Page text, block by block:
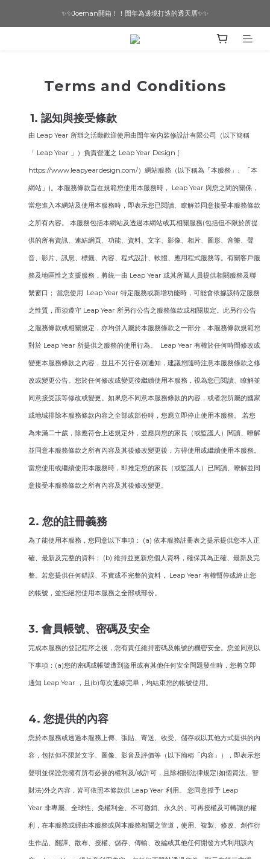
想要一個寵物友善的美宅嗎？ 🔶 即刻諮詢 🔶
✨✨Joeman開箱！！閏年為邊境打造的透天厝✨✨
想要一個寵物友善的美宅嗎？ 🔶 即刻諮詢 🔶
Terms and Conditions
1. 認知與接受條款
由 Leap Year 所辦之活動歡迎使用由閏年室內裝修設計有限公司（以下簡稱
「 Leap Year 」）負責營運之 Leap Year Design (
https://www.leapyeardesign.com/）網站服務（以下稱為「本服務」、「本
網站」)。本服務條款旨在規範您使用本服務時， Leap Year 與您之間的關係，
當您進入本網站及使用本服務時，即表示您已閱讀、瞭解並同意接受本服務條款
之所有內容。 本服務包括本網站及透過本網站或其相關服務(包括但不限於所提
供的所有資訊、連結網頁、功能、資料、文字、影像、相片、圖形、音樂、聲
音、影片、訊息、標籤、內容、程式設計、軟體、應用程式服務等。有關客戶服
務及地區性之支援服務，將統一由 Leap Year 或其所屬人員提供相關服務及聯
繫窗口； 當您使用 Leap Year 特定服務或新增功能時，可能會依據該特定服務
之性質，而須遵守 Leap Year 所另行公告之服務條款或相關規定。此另行公告
之服務條款或相關規定，亦均併入屬於本服務條款之一部分，本服務條款規範您
對於 Leap Year 所提供之服務的使用行為。 Leap Year 有權於任何時間修改或
變更本服務條款之內容，並且不另行各別通知，建議您隨時注意本服務條款之修
改或變更公告。您於任何修改或變更後繼續使用本服務，視為您已閱讀、瞭解並
同意接受該等修改或變更。如果您不同意本服務條款的內容，或者您所屬的國家
或地域排除本服務條款內容之全部或部份時，您應立即停止使用本服務。 若您
為未滿二十歲，除應符合上述規定外，並應與您的家長（或監護人）閱讀、瞭解
並同意本服務條款之所有內容及其後修改變更後，方得使用或繼續使用本服務。
當您使用或繼續使用本服務時，即推定您的家長（或監護人）已閱讀、瞭解並同
意接受本服務條款之所有內容及其後修改變更。
2. 您的註冊義務
為了能使用本服務，您同意以下事項： (a) 依本服務註冊表之提示提供您本人正
確、最新及完整的資料； (b) 維持並更新您個人資料，確保其為正確、最新及完
整。若您提供任何錯誤、不實或不完整的資料， Leap Year 有權暫停或終止您
的帳號，並拒絕您使用本服務之全部或部份。
3. 會員帳號、密碼及安全
完成本服務的登記程序之後，您有責任維持密碼及帳號的機密安全。您並同意以
下事項：(a)您的密碼或帳號遭到盜用或有其他任何安全問題發生時，您將立即
通知 Leap Year ，且(b)每次連線完畢，均結束您的帳號使用。
4. 您提供的內容
您於本服務或透過本服務上傳、張貼、寄送、收受、儲存或以其他方式提供的內
容，包括但不限於文字、圖像、影音及評價等（以下簡稱「內容」），即表示您
聲明並保證您擁有所有必要的權利及/或許可，且除相關法律規定(如個資法、智
財法)外之內容，皆可依照本條款供 Leap Year 利用。 您同意授予 Leap
Year 非專屬、全球性、免權利金、不可撤銷、永久的、可再授權及可轉讓的權
利，在本服務或經由本服務或與本服務相關之管道，使用、複製、修改、創作衍
生作品、翻譯、散布、授權、儲存、傳輸、改編或其他任何開發方式利用該內